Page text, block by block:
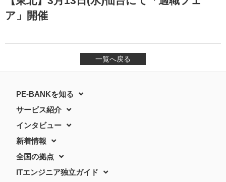
ア」開催
一覧へ戻る
PE-BANKを知る
サービス紹介
インタビュー
新着情報
全国の拠点
ITエンジニア独立ガイド